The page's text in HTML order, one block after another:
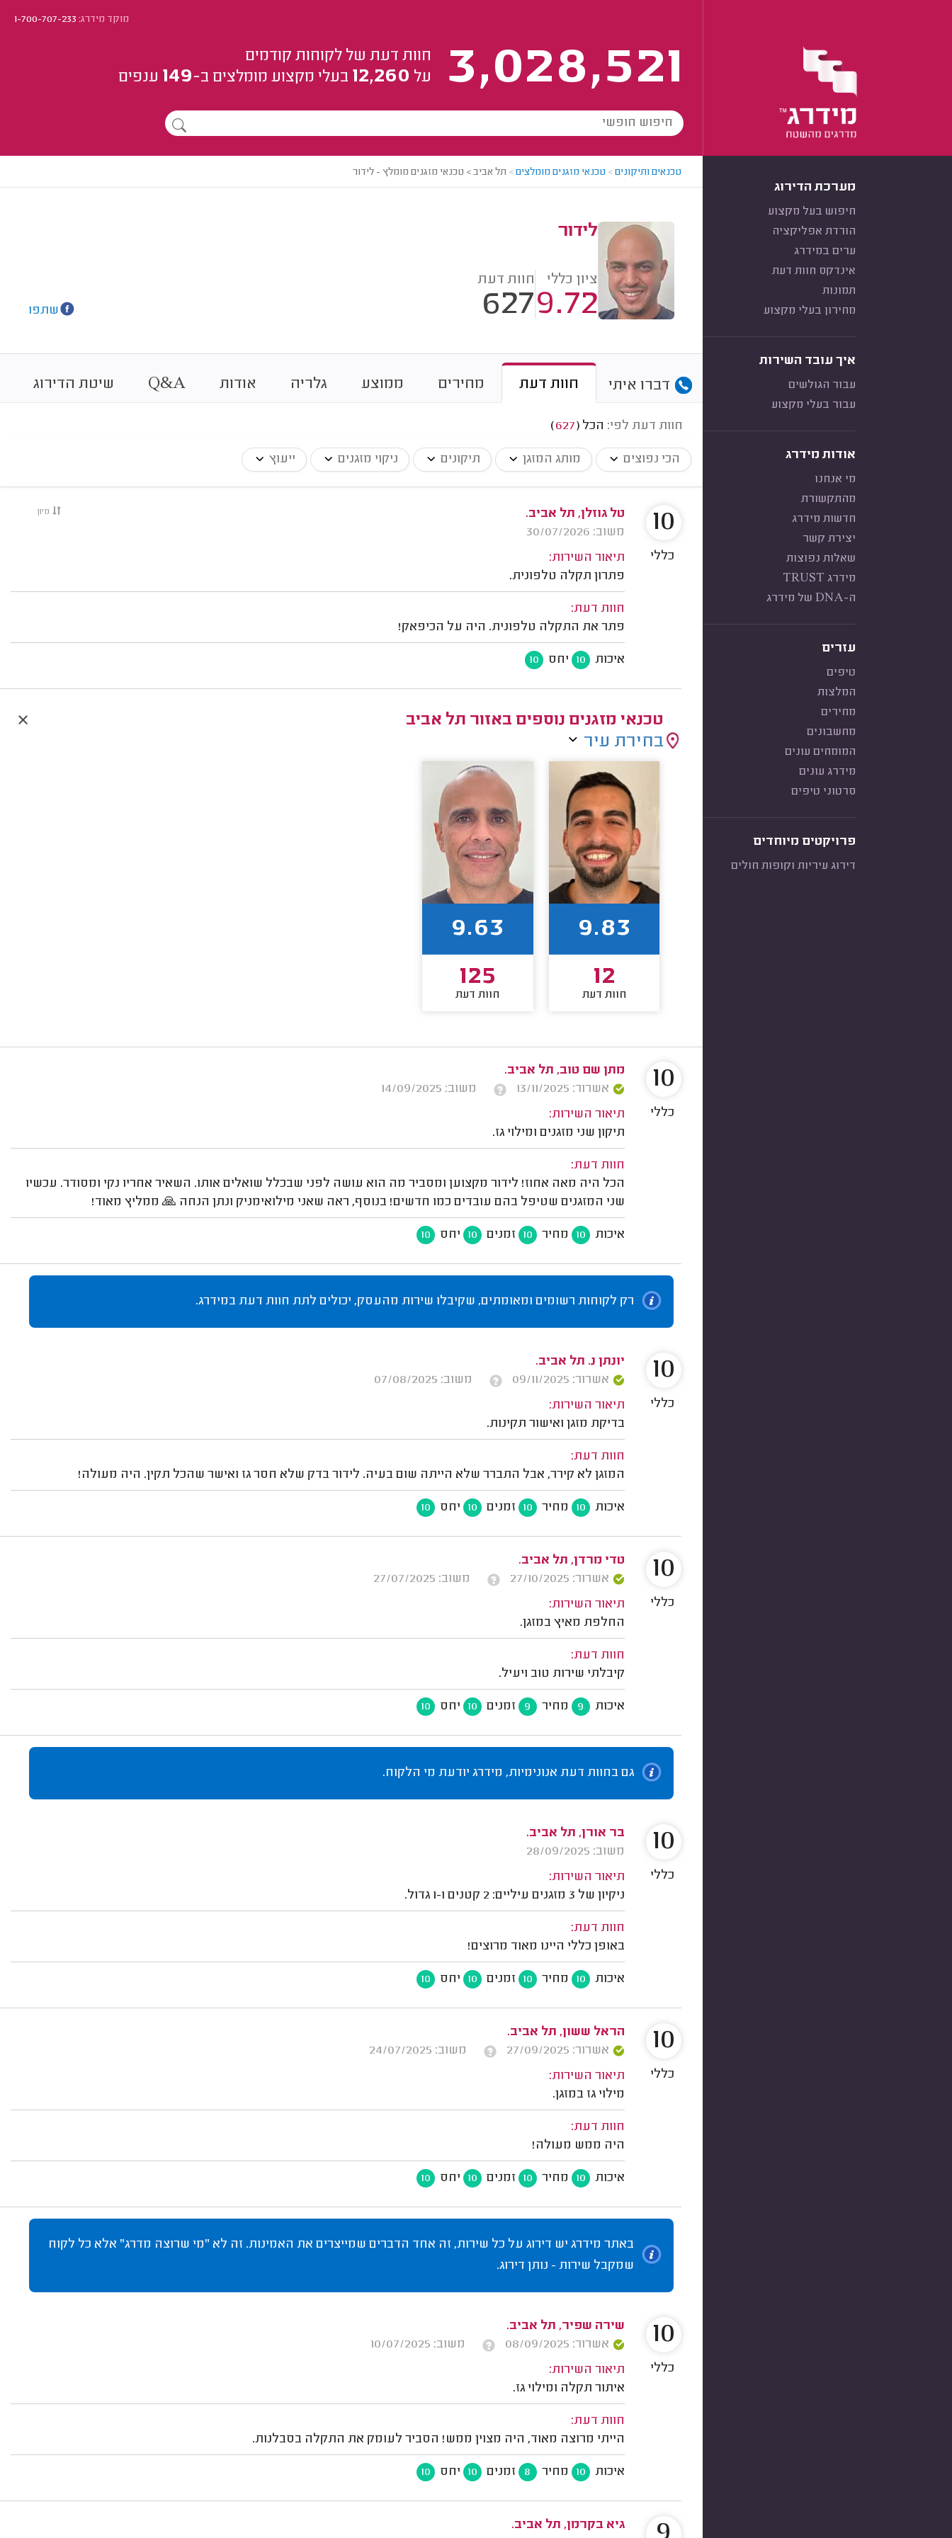
מוקד מידרג:1-700-707-233
3,028,521
חוות דעת של לקוחות קודמים
על 12,260 בעלי מקצוע מומלצים ב-149 ענפים
מערכת הדירוג
חיפוש בעל מקצוע
הורדת אפליקציה
ערים במידרג
אינדקס חוות דעת
תמונות
מחירון בעלי מקצוע
איך עובד השירות
עבור הגולשים
עבור בעלי מקצוע
אודות מידרג
מי אנחנו
מהתקשורת
חדשות מידרג
יצירת קשר
שאלות נפוצות
מידרג TRUST
ה-DNA של מידרג
עזרים
טיפים
המלצות
מחירים
מחשבונים
המומחים עונים
מידרג עונים
סרטוני טיפים
פרויקטים מיוחדים
דירוג עיריות וקופות חולים
טכנאים ותיקונים> טכנאי מזגנים מומלצים> תל אביב > טכנאי מזגנים מומלץ - לידור
לידור
ציון כללי
9.72
חוות דעת
627 שתפו
דברו איתי חוות דעת מחירים ממוצע גלריה אודות Q&A שיטת הדירוג
חוות דעת לפי: הכל (
627
)
הכי נפוצים מותג המזגן תיקונים ניקוי מזגנים ייעוץ
מיון
טל גוזלן, תל אביב.
משוב: 30/07/2026
תיאור השירות:
פתרון תקלה טלפונית.
חוות דעת:
פתר את התקלה טלפונית. היה על הכיפאק!
איכות 10 יחס 10
10
כללי
טכנאי מזגנים נוספים באזור תל אביב
בחירת עיר
9.83
12
חוות דעת
9.63
125
חוות דעת
מתן שם טוב, תל אביב.
אשרור: 13/11/2025
משוב: 14/09/2025
תיאור השירות:
תיקון שני מזגנים ומילוי גז.
חוות דעת:
הכל היה מאה אחוז! לידור מקצוען ומסביר מה הוא עושה לפני שבכלל שואלים אותו. השאיר אחריו נקי ומסודר. עכשיו
שני המזגנים שטיפל בהם עובדים כמו חדשים! בנוסף, ראה שאני מילואימניק ונתן הנחה 🙏 ממליץ מאוד!
איכות 10 מחיר 10 זמנים 10 יחס 10
10
כללי
רק לקוחות רשומים ומאומתים, שקיבלו שירות מהעסק, יכולים לתת חוות דעת במידרג.
יונתן נ. תל אביב.
אשרור: 09/11/2025
משוב: 07/08/2025
תיאור השירות:
בדיקת מזגן ואישור תקינות.
חוות דעת:
המזגן לא קירר, אבל התברר שלא הייתה שום בעיה. לידור בדק שלא חסר גז ואישר שהכל תקין. היה מעולה!
איכות 10 מחיר 10 זמנים 10 יחס 10
10
כללי
טדי מרדן, תל אביב.
אשרור: 27/10/2025
משוב: 27/07/2025
תיאור השירות:
החלפת מאיץ במזגן.
חוות דעת:
קיבלתי שירות טוב ויעיל.
איכות 9 מחיר 9 זמנים 10 יחס 10
10
כללי
גם בחוות דעת אנונימיות, מידרג יודעת מי הלקוח.
בר אורן, תל אביב.
משוב: 28/09/2025
תיאור השירות:
ניקיון של 3 מזגנים עיליים: 2 קטנים ו-1 גדול.
חוות דעת:
באופן כללי היינו מאוד מרוצים!
איכות 10 מחיר 10 זמנים 10 יחס 10
10
כללי
הראל ששון, תל אביב.
אשרור: 27/09/2025
משוב: 24/07/2025
תיאור השירות:
מילוי גז במזגן.
חוות דעת:
היה ממש מעולה!
איכות 10 מחיר 10 זמנים 10 יחס 10
10
כללי
באתר מידרג יש דירוג על כל שירות, זה אחד הדברים שמייצרים את האמינות. זה לא "מי שרוצה מדרג" אלא כל לקוח
שמקבל שירות - נותן דירוג.
שירה שפיר, תל אביב.
אשרור: 08/09/2025
משוב: 10/07/2025
תיאור השירות:
איתור תקלה ומילוי גז.
חוות דעת:
הייתי מרוצה מאוד, היה מצוין ממש! הסביר לעומק את התקלה בסבלנות.
איכות 10 מחיר 8 זמנים 10 יחס 10
10
כללי
גיא בקרמן, תל אביב.